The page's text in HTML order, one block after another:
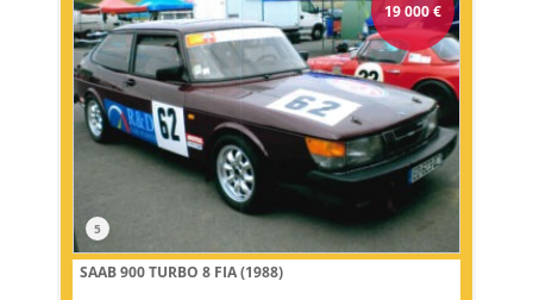
19 000€
5
SAAB 900 TURBO 8 FIA (1988)